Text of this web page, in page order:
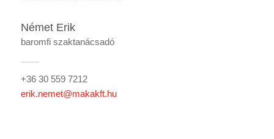
Német Erik
baromfi szaktanácsadó
+36 30 559 7212
erik.nemet@makakft.hu